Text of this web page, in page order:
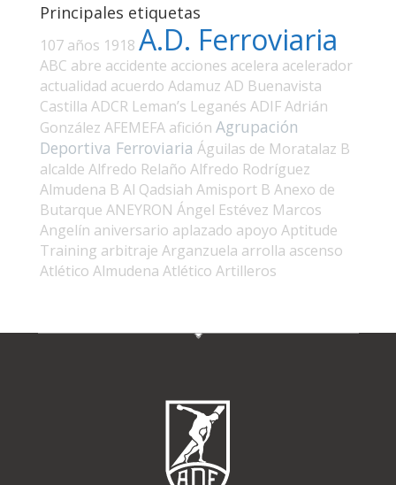
Principales etiquetas
107 años 1918 A.D. Ferroviaria
ABC abre accidente acciones acelera acelerador
actualidad acuerdo Adamuz AD Buenavista
Castilla ADCR Leman’s Leganés ADIFAdrián
González AFEMEFA afición Agrupación
Deportiva Ferroviaria Águilas de Moratalaz B
alcalde Alfredo Relaño Alfredo Rodríguez
Almudena B Al Qadsiah Amisport B Anexo de
Butarque ANEYRON Ángel Estévez Marcos
Angelín aniversario aplazado apoyo Aptitude
Training arbitraje Arganzuela arrolla ascenso
Atlético Almudena Atlético Artilleros